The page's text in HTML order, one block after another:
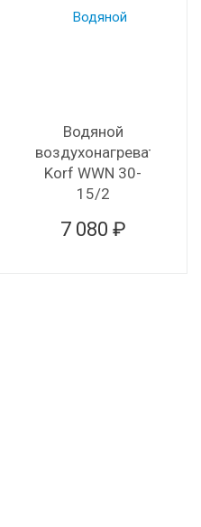
Водяной
воздухонагреватель
Korf WWN 30-
15/2
7 080 ₽